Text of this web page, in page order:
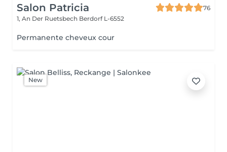
Salon Patricia
76
1, An Der Ruetsbech Berdorf L-6552
Permanente cheveux cour
New